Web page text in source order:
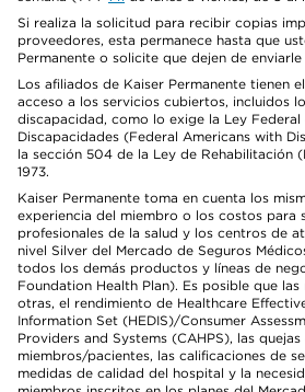
Si realiza la solicitud para recibir copias
proveedores, esta permanece hasta que
Permanente o solicite que dejen de
Los afiliados de Kaiser Permanente tienen
acceso a los servicios cubiertos, incluidos
discapacidad, como lo exige la Ley
Discapacidades (Federal Americans with
la sección 504 de la Ley de Rehabilitación
1973.
Kaiser Permanente toma en cuenta los
experiencia del miembro o los costos para
profesionales de la salud y los centros de
nivel Silver del Mercado de Seguros
todos los demás productos y líneas de
Foundation Health Plan). Es posible que
otras, el rendimiento de Healthcare
Information Set (HEDIS)/Consumer
Providers and Systems (CAHPS), las
miembros/pacientes, las calificaciones de
medidas de calidad del hospital y la